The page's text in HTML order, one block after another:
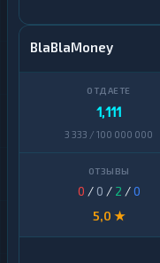
BlaBlaMoney
1,111
3 333 / 100 000 000
0 / 0 / 2 /0
5,0 ★